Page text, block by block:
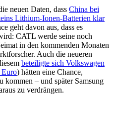
neuen Daten, dass China bei
Lithium-Ionen-Batterien klar
geht davon aus, dass es
CATL werde seine noch
in den kommenden Monaten
Auch die neueren
beteiligte sich Volkswagen
) hätten eine Chance,
kommen – und später Samsung
zu verdrängen.